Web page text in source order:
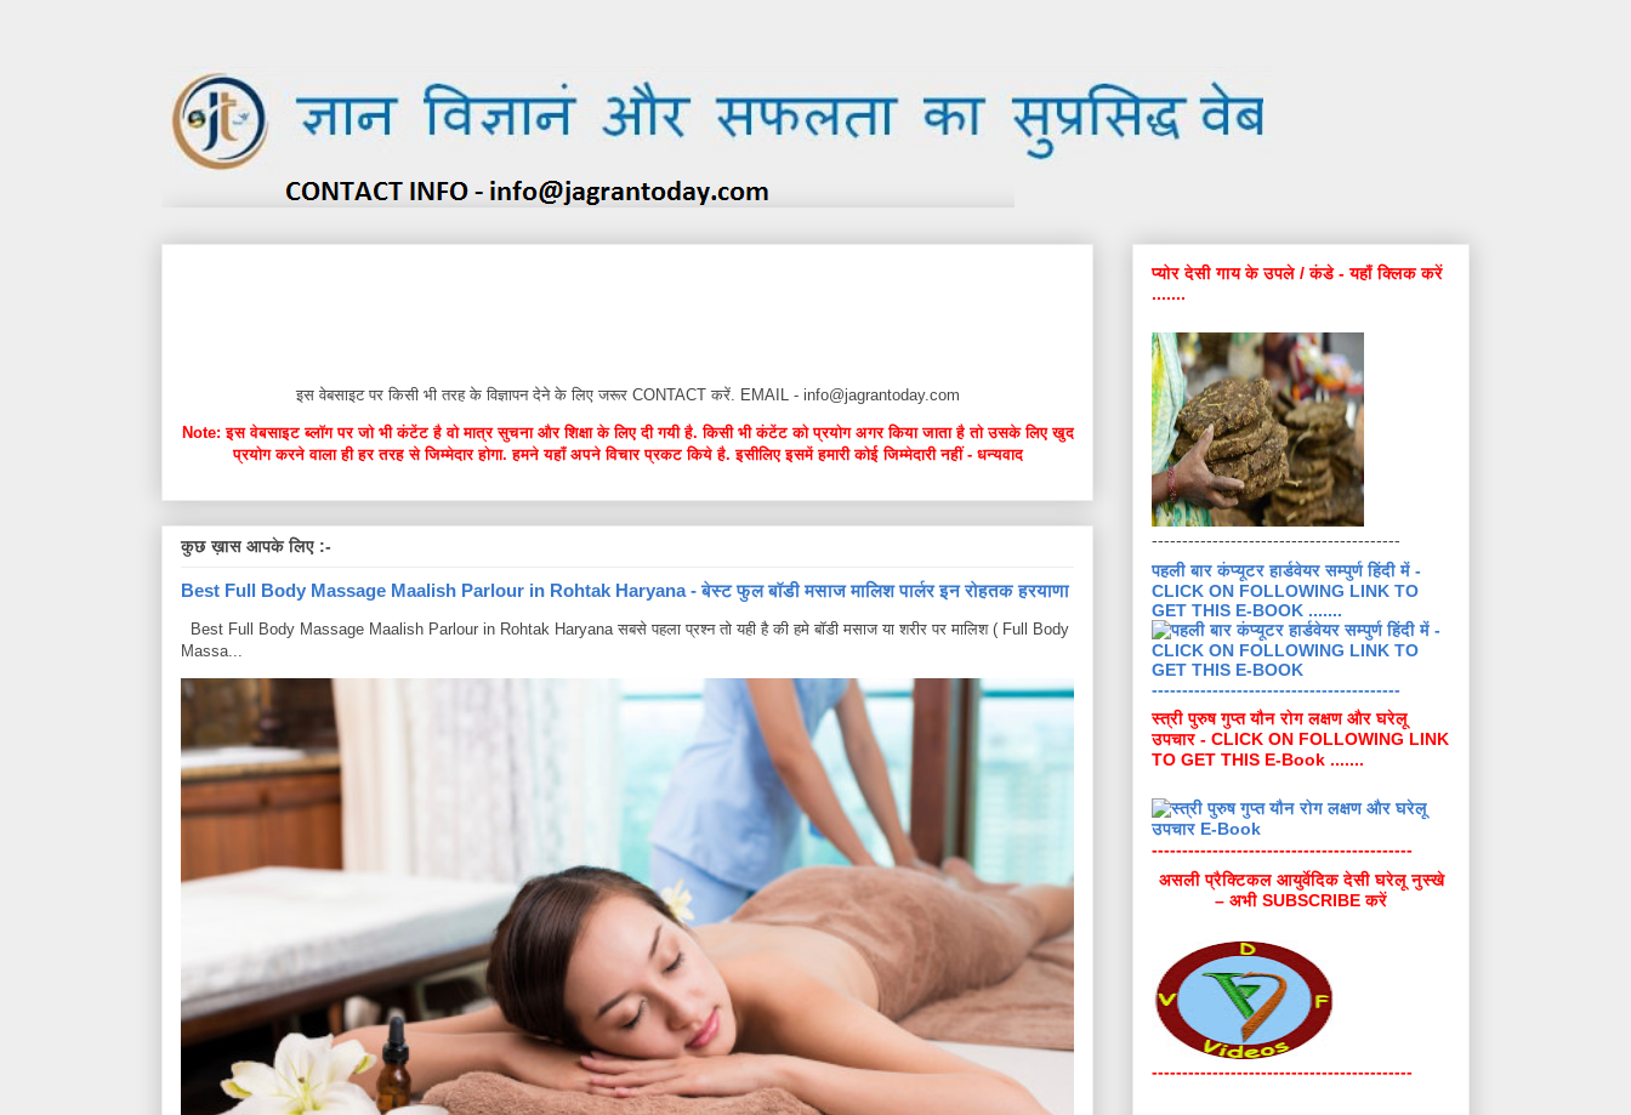
इस वेबसाइट पर किसी भी तरह के विज्ञापन देने के लिए जरूर CONTACT करें. EMAIL - info@jagrantoday.com
Note: इस वेबसाइट ब्लॉग पर जो भी कंटेंट है वो मात्र सुचना और शिक्षा के लिए दी गयी है. किसी भी कंटेंट को प्रयोग अगर किया जाता है तो उसके लिए खुद
प्रयोग करने वाला ही हर तरह से जिम्मेदार होगा. हमने यहाँ अपने विचार प्रकट किये है. इसीलिए इसमें हमारी कोई जिम्मेदारी नहीं - धन्यवाद
कुछ ख़ास आपके लिए :-
Best Full Body Massage Maalish Parlour in Rohtak Haryana - बेस्ट फुल बॉडी मसाज मालिश पार्लर इन रोहतक हरयाणा
Best Full Body Massage Maalish Parlour in Rohtak Haryana सबसे पहला प्रश्न तो यही है की हमे बॉडी मसाज या शरीर पर मालिश ( Full Body
Massa...
प्योर देसी गाय के उपले / कंडे - यहाँ क्लिक करें
.......
-----------------------------------------
पहली बार कंप्यूटर हार्डवेयर सम्पुर्ण हिंदी में -
CLICK ON FOLLOWING LINK TO
GET THIS E-BOOK .......
-----------------------------------------
स्त्री पुरुष गुप्त यौन रोग लक्षण और घरेलू
उपचार - CLICK ON FOLLOWING LINK
TO GET THIS E-Book .......
-------------------------------------------
असली प्रैक्टिकल आयुर्वेदिक देसी घरेलू नुस्खे
– अभी SUBSCRIBE करें
-------------------------------------------